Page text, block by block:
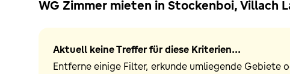
WG Zimmer mieten in Stockenboi, Villach
Aktuell keine Treffer für diese Kriterien...
Entferne einige Filter, erkunde umliegende Gebiete